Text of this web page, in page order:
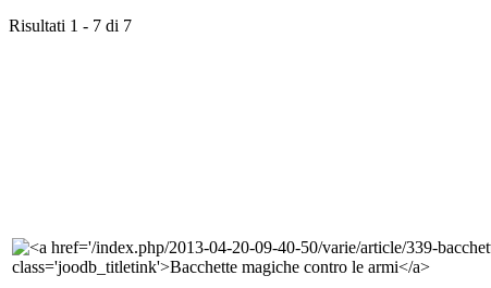
Risultati 1 - 7 di 7